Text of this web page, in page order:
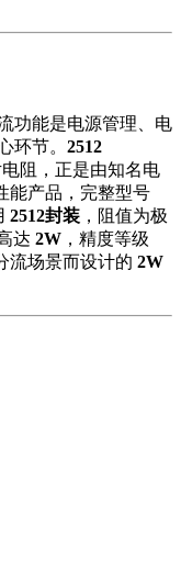
功能是电源管理、电
环节。 2512
阻，正是由知名电
能产品，完整型号
2512封装 ，阻值为极
达 2W ，精度等级
流场景而设计的 2W